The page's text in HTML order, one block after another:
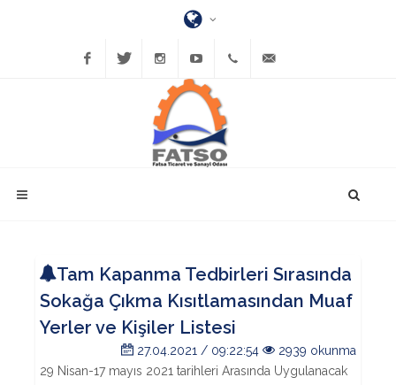
InstagramYouTube(452)
423-
Tam Kapanma Tedbirleri Sırasında
Sokağa Çıkma Kısıtlamasından Muaf
Yerler ve Kişiler Listesi
27.04.2021 / 09:22:54
2939 okunma
29 Nisan-17 mayıs 2021 tarihleri Arasında Uygulanacak